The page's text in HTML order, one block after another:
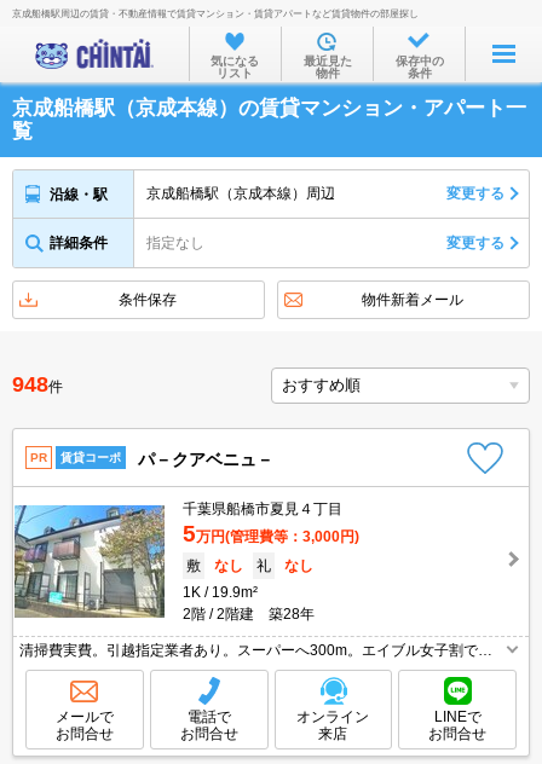
お部屋を探す
沿線・駅から
住所から
家賃相場から
不動産会社から
京成船橋駅周辺の賃貸・不動産情報で賃貸マンション・賃貸アパートなど賃貸物件の部屋探し
気になる
リスト
最近見た
物件
保存中の
条件
京成船橋駅（京成本線）の賃貸マンション・アパート一
覧
沿線・駅 京成船橋駅（京成本線）周辺 変更する
詳細条件 指定なし 変更する
条件保存 物件新着メール
948件
PR 賃貸コーポ パ－クアベニュ－
千葉県船橋市夏見４丁目
5万円(管理費等：3,000円)
敷
なし 礼
なし
1K
19.9m²
2階
2階建 築28年
清掃費実費。引越指定業者あり。スーパーへ300m。エイブル女子割で仲
介手数料家賃の0.55ヶ月分より10％ＯＦＦ。ホームステージング画像（家
具小物等含む）はCG。仲介手数料家賃の0.55ヵ月分。
メールで
お問合せ
電話で
お問合せ
オンライン
来店
LINEで
お問合せ